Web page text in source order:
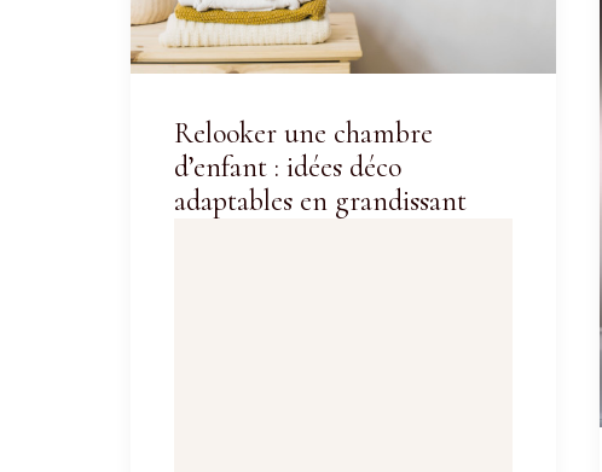
Relooker une chambre
d’enfant : idées déco
adaptables en grandissant